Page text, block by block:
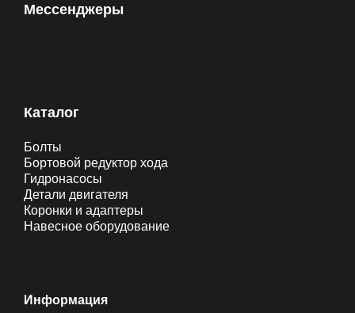
Мессенджеры
Каталог
Болты
Бортовой редуктор хода
Гидронасосы
Детали двигателя
Коронки и адаптеры
Навесное оборудование
Информация